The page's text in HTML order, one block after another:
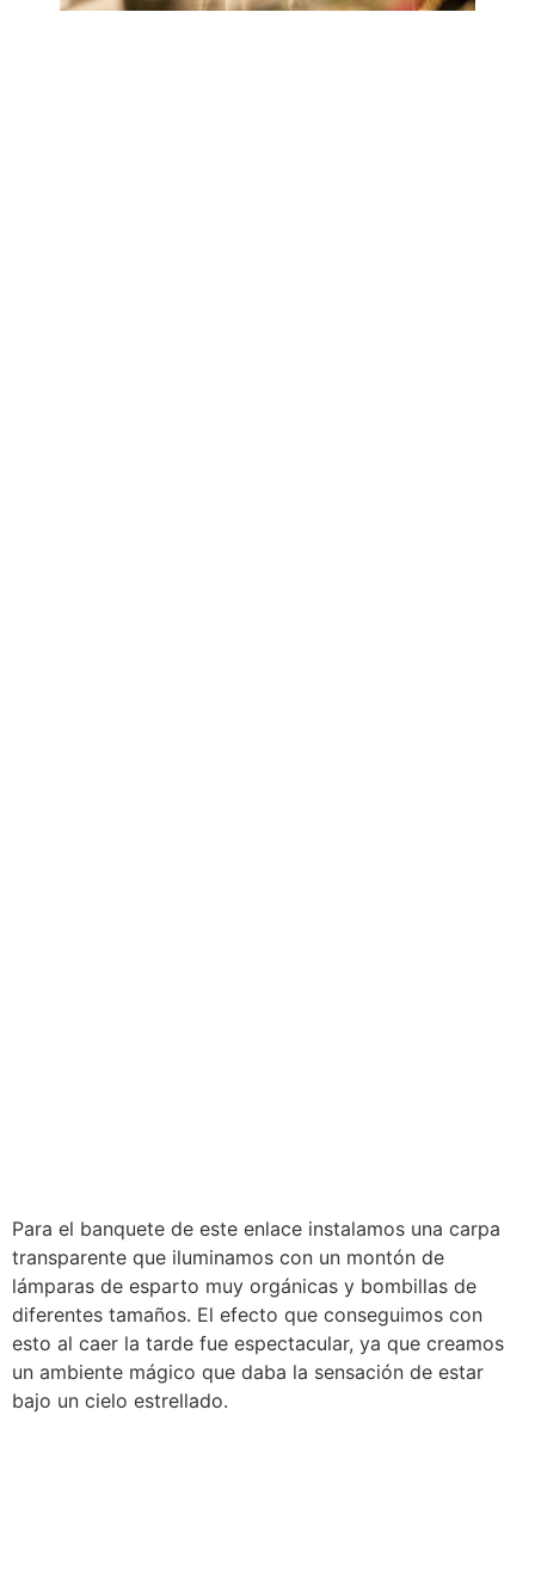
Para el banquete de este enlace instalamos una carpa
transparente que iluminamos con un montón de
lámparas de esparto muy orgánicas y bombillas de
diferentes tamaños. El efecto que conseguimos con
esto al caer la tarde fue espectacular, ya que creamos
un ambiente mágico que daba la sensación de estar
bajo un cielo estrellado.